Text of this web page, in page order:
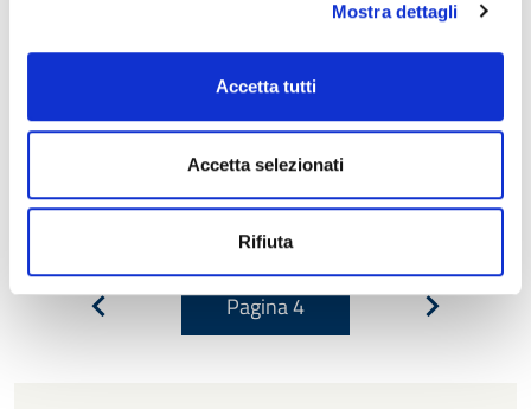
Mostra dettagli
Accetta tutti
Accetta selezionati
Rifiuta
manifestazione che promuove e valorizza il teatro
realizzato, ideato, ed eseguito dai bambini e ragazzi
dell’intero territorio nazionale. L’edizione 2026 è dedicata
centenario di Uno, nessuno e centomila di […]
Struttura di riferimento:Direzione generale > Ufficio
Stampa
Pagina4